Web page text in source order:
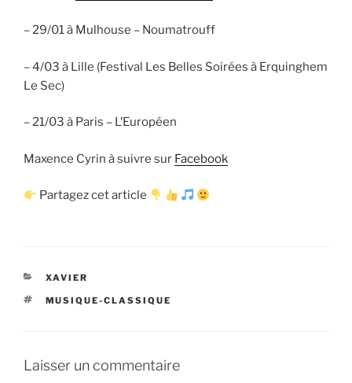
– 29/01 à Mulhouse – Noumatrouff
– 4/03 à Lille (Festival Les Belles Soirées à Erquinghem
Le Sec)
– 21/03 à Paris – L’Européen
Maxence Cyrin à suivre sur Facebook
Partagez cet article
CATÉGORIES
XAVIER
ÉTIQUETTES
MUSIQUE-CLASSIQUE
Laisser un commentaire